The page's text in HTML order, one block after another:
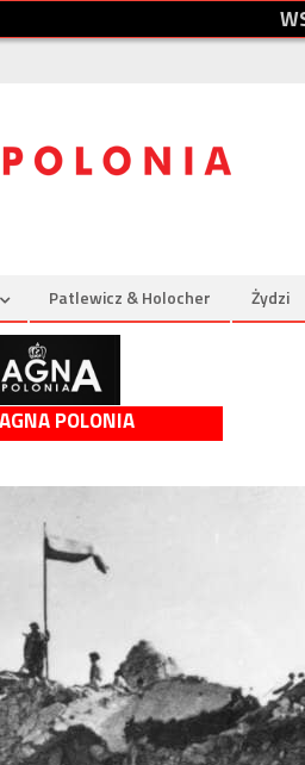
W
Patlewicz & Holocher Żydzi
POLONIA